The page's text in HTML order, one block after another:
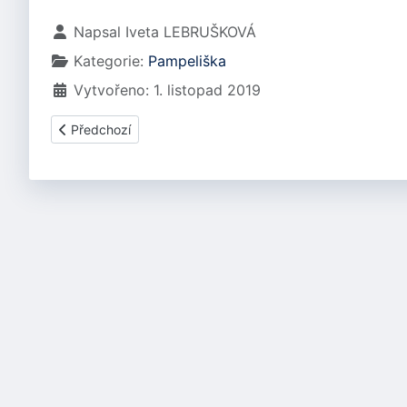
Základní údaje
Napsal Iveta LEBRUŠKOVÁ
Kategorie: Pampeliška
Vytvořeno: 1. listopad 2019
Předchozí článek: PAMPELISKA ČERTI
Předchozí